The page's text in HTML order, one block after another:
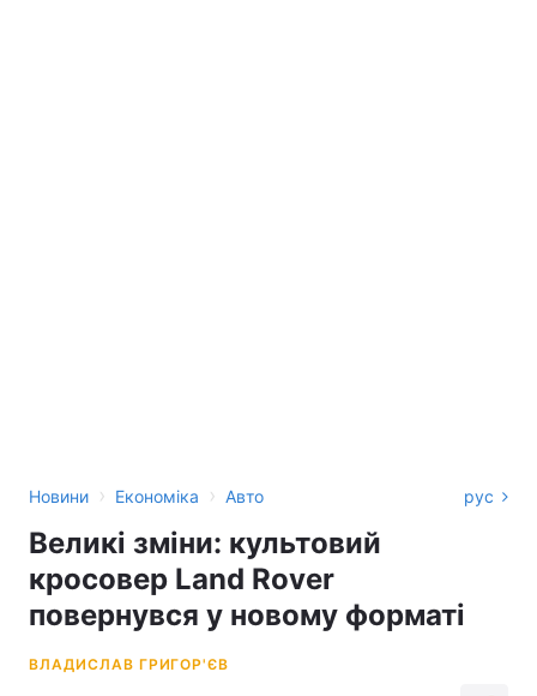
Новини › Економіка › Авто рус
Великі зміни: культовий
кросовер Land Rover
повернувся у новому форматі
ВЛАДИСЛАВ ГРИГОР'ЄВ